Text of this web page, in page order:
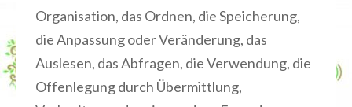
Organisation, das Ordnen, die Speicherung,
die Anpassung oder Veränderung, das
Auslesen, das Abfragen, die Verwendung, die
Offenlegung durch Übermittlung,